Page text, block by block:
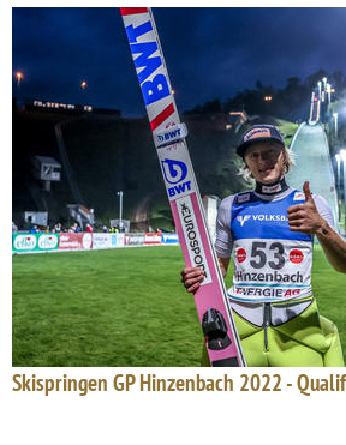
Skispringen GP Hinzenbach 2022 -